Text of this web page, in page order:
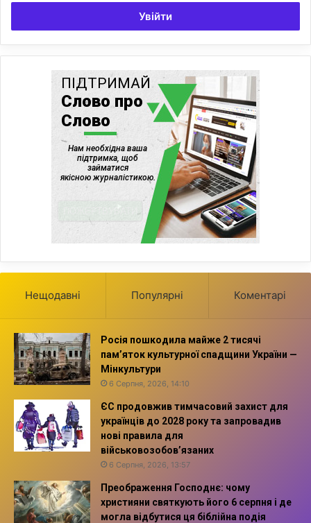
Увійти
Нещодавні Популярні Коментарі
Росія пошкодила майже 2 тисячі
пам’яток культурної спадщини України —
Мінкультури
6 Серпня, 2026, 14:10
ЄС продовжив тимчасовий захист для
українців до 2028 року та запровадив
нові правила для
військовозобов’язаних
6 Серпня, 2026, 13:57
Преображення Господнє: чому
християни святкують його 6 серпня і де
могла відбутися ця біблійна подія